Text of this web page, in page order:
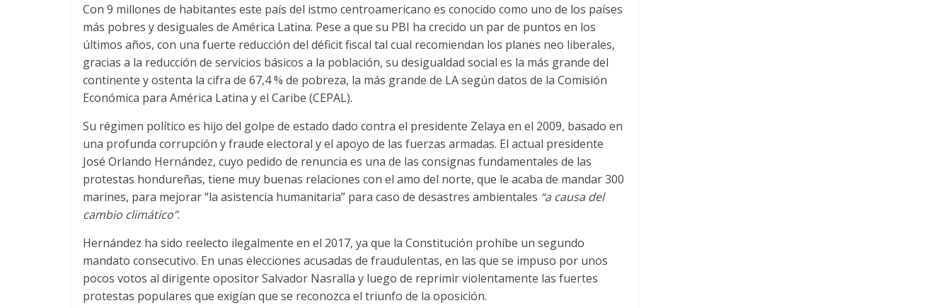
Con 9 millones de habitantes este país del istmo centroamericano es conocido como uno de los países
más pobres y desiguales de América Latina. Pese a que su PBI ha crecido un par de puntos en los
últimos años, con una fuerte reducción del déficit fiscal tal cual recomiendan los planes neo liberales,
gracias a la reducción de servicios básicos a la población, su desigualdad social es la más grande del
continente y ostenta la cifra de 67,4 % de pobreza, la más grande de LA según datos de la Comisión
Económica para América Latina y el Caribe (CEPAL).
Su régimen político es hijo del golpe de estado dado contra el presidente Zelaya en el 2009, basado en
una profunda corrupción y fraude electoral y el apoyo de las fuerzas armadas. El actual presidente
José Orlando Hernández, cuyo pedido de renuncia es una de las consignas fundamentales de las
protestas hondureñas, tiene muy buenas relaciones con el amo del norte, que le acaba de mandar 300
marines, para mejorar “la asistencia humanitaria” para caso de desastres ambientales “a causa del
cambio climático”.
Hernández ha sido reelecto ilegalmente en el 2017, ya que la Constitución prohíbe un segundo
mandato consecutivo. En unas elecciones acusadas de fraudulentas, en las que se impuso por unos
pocos votos al dirigente opositor Salvador Nasralla y luego de reprimir violentamente las fuertes
protestas populares que exigían que se reconozca el triunfo de la oposición.